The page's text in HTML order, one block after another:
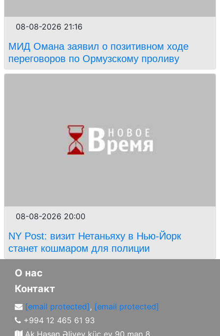
08-08-2026 21:16
МИД Омана заявил о позитивном ходе
переговоров по Ормузскому проливу
08-08-2026 20:00
NY Post: визит Нетаньяху в Нью-Йорк
станет кошмаром для полиции
О нас
Контакт
[email protected], [email protected]
+994 12 465 61 93
Ak.Həsən Əliyev küç ev 90 mən 8